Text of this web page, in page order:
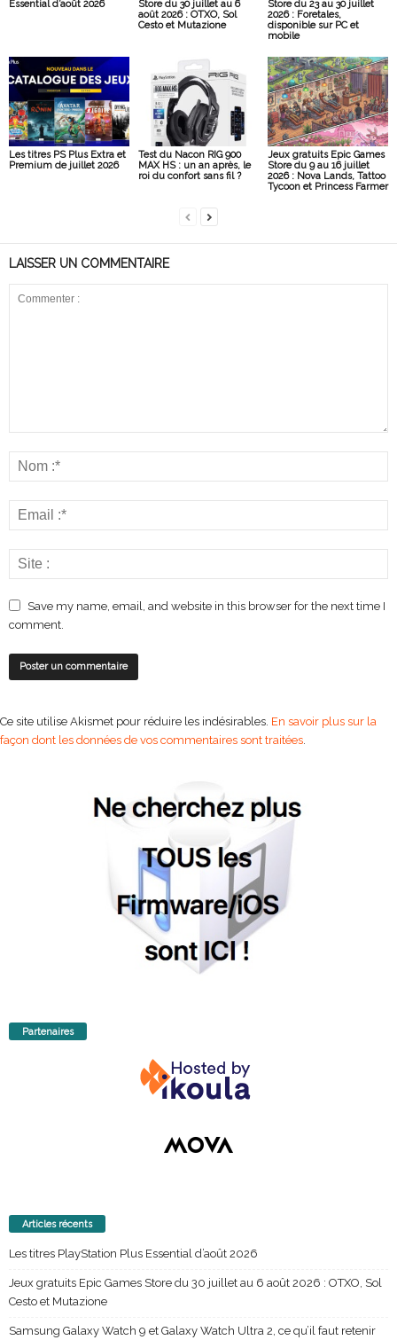
Essential d’août 2026
Store du 30 juillet au 6
août 2026 : OTXO, Sol
Cesto et Mutazione
Store du 23 au 30 juillet
2026 : Foretales,
disponible sur PC et
mobile
Les titres PS Plus Extra et
Premium de juillet 2026
Test du Nacon RIG 900
MAX HS : un an après, le
roi du confort sans fil ?
Jeux gratuits Epic Games
Store du 9 au 16 juillet
2026 : Nova Lands, Tattoo
Tycoon et Princess Farmer
LAISSER UN COMMENTAIRE
Save my name, email, and website in this browser for the next time I
comment.
Ce site utilise Akismet pour réduire les indésirables. En savoir plus sur la
façon dont les données de vos commentaires sont traitées.
Partenaires
Articles récents
Les titres PlayStation Plus Essential d’août 2026
Jeux gratuits Epic Games Store du 30 juillet au 6 août 2026 : OTXO, Sol
Cesto et Mutazione
Samsung Galaxy Watch 9 et Galaxy Watch Ultra 2, ce qu’il faut retenir